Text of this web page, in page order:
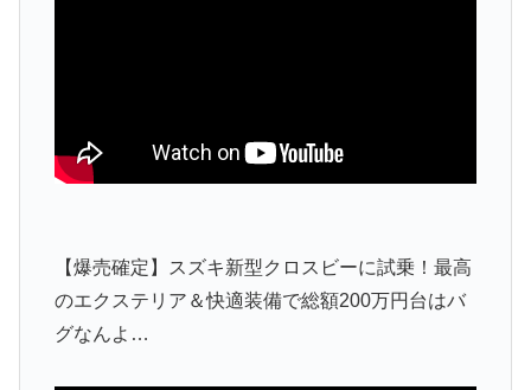
【爆売確定】スズキ新型クロスビーに試乗！最高
のエクステリア＆快適装備で総額200万円台はバ
グなんよ…